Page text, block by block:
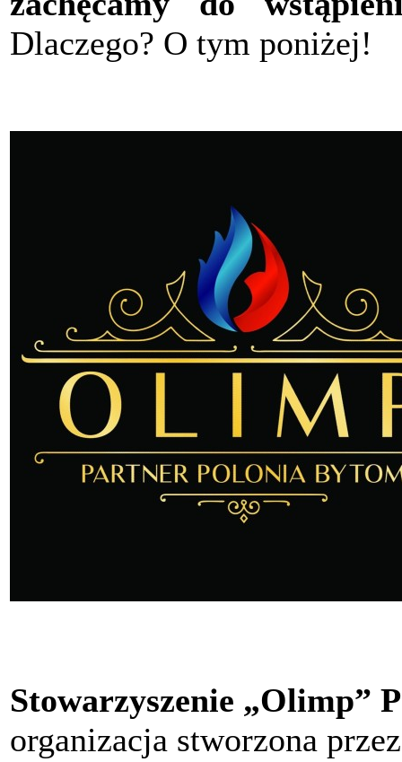
Dlaczego? O tym poniżej!
Stowarzyszenie „Olimp”
organizacja stworzona